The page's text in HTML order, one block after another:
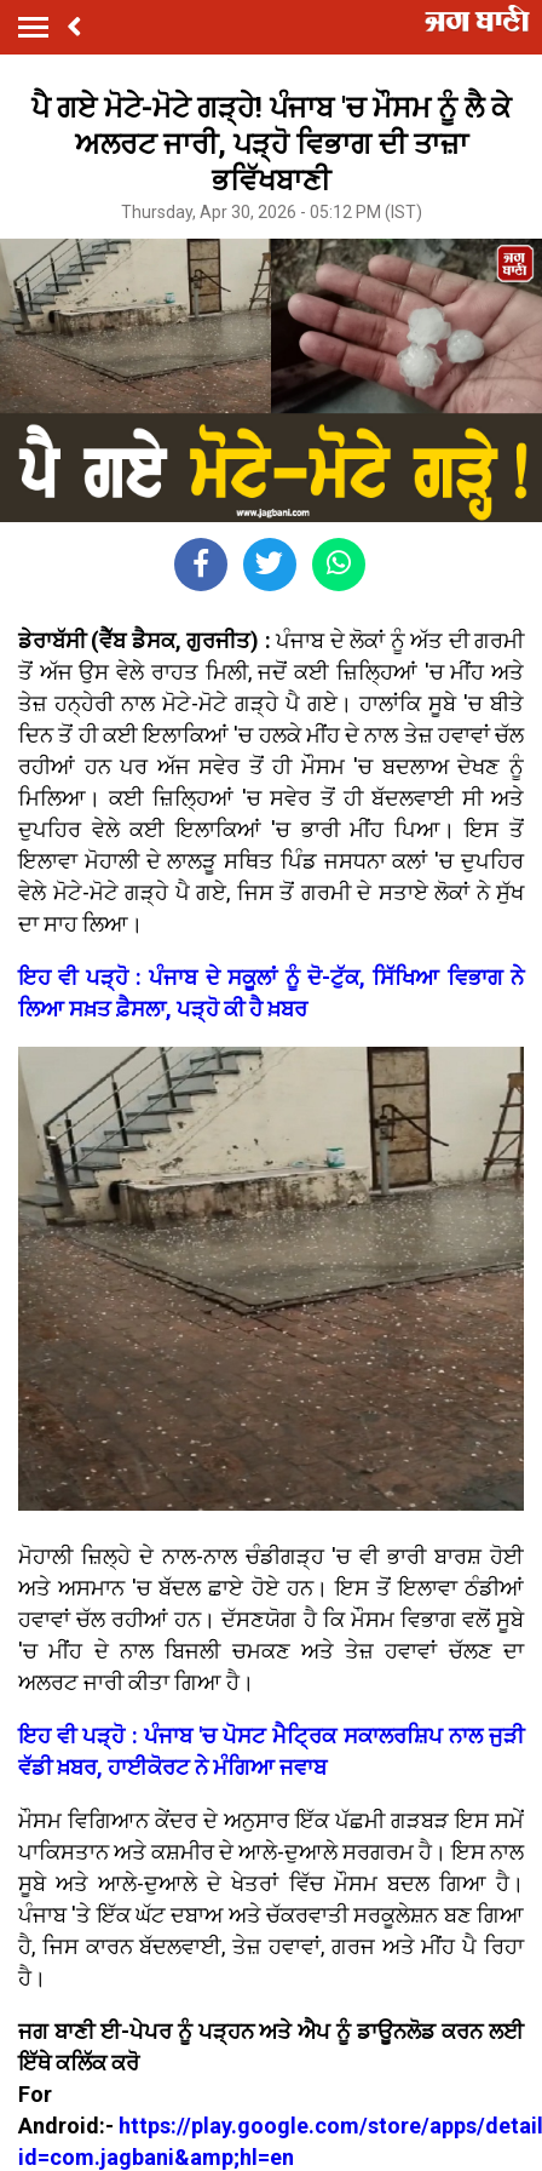
ਪੈ ਗਏ ਮੋਟੇ-ਮੋਟੇ ਗੜ੍ਹੇ! ਪੰਜਾਬ 'ਚ ਮੌਸਮ ਨੂੰ ਲੈ ਕੇ
ਅਲਰਟ ਜਾਰੀ, ਪੜ੍ਹੋ ਵਿਭਾਗ ਦੀ ਤਾਜ਼ਾ
ਭਵਿੱਖਬਾਣੀ
Thursday, Apr 30, 2026 - 05:12 PM (IST)
ਡੇਰਾਬੱਸੀ (ਵੈੱਬ ਡੈਸਕ, ਗੁਰਜੀਤ) :ਪੰਜਾਬ ਦੇ ਲੋਕਾਂ ਨੂੰ ਅੱਤ ਦੀ ਗਰਮੀ
ਤੋਂ ਅੱਜ ਉਸ ਵੇਲੇ ਰਾਹਤ ਮਿਲੀ, ਜਦੋਂ ਕਈ ਜ਼ਿਲ੍ਹਿਆਂ 'ਚ ਮੀਂਹ ਅਤੇ
ਤੇਜ਼ ਹਨ੍ਹੇਰੀ ਨਾਲ ਮੋਟੇ-ਮੋਟੇ ਗੜ੍ਹੇ ਪੈ ਗਏ। ਹਾਲਾਂਕਿ ਸੂਬੇ 'ਚ ਬੀਤੇ
ਦਿਨ ਤੋਂ ਹੀ ਕਈ ਇਲਾਕਿਆਂ 'ਚ ਹਲਕੇ ਮੀਂਹ ਦੇ ਨਾਲ ਤੇਜ਼ ਹਵਾਵਾਂ ਚੱਲ
ਰਹੀਆਂ ਹਨ ਪਰ ਅੱਜ ਸਵੇਰ ਤੋਂ ਹੀ ਮੌਸਮ 'ਚ ਬਦਲਾਅ ਦੇਖਣ ਨੂੰ
ਮਿਲਿਆ। ਕਈ ਜ਼ਿਲ੍ਹਿਆਂ 'ਚ ਸਵੇਰ ਤੋਂ ਹੀ ਬੱਦਲਵਾਈ ਸੀ ਅਤੇ
ਦੁਪਹਿਰ ਵੇਲੇ ਕਈ ਇਲਾਕਿਆਂ 'ਚ ਭਾਰੀ ਮੀਂਹ ਪਿਆ। ਇਸ ਤੋਂ
ਇਲਾਵਾ ਮੋਹਾਲੀ ਦੇ ਲਾਲੜੂ ਸਥਿਤ ਪਿੰਡ ਜਸਧਨਾ ਕਲਾਂ 'ਚ ਦੁਪਹਿਰ
ਵੇਲੇ ਮੋਟੇ-ਮੋਟੇ ਗੜ੍ਹੇ ਪੈ ਗਏ, ਜਿਸ ਤੋਂ ਗਰਮੀ ਦੇ ਸਤਾਏ ਲੋਕਾਂ ਨੇ ਸੁੱਖ
ਦਾ ਸਾਹ ਲਿਆ।
ਇਹ ਵੀ ਪੜ੍ਹੋ : ਪੰਜਾਬ ਦੇ ਸਕੂਲਾਂ ਨੂੰ ਦੋ-ਟੁੱਕ, ਸਿੱਖਿਆ ਵਿਭਾਗ ਨੇ
ਲਿਆ ਸਖ਼ਤ ਫ਼ੈਸਲਾ, ਪੜ੍ਹੋ ਕੀ ਹੈ ਖ਼ਬਰ
ਮੋਹਾਲੀ ਜ਼ਿਲ੍ਹੇ ਦੇ ਨਾਲ-ਨਾਲ ਚੰਡੀਗੜ੍ਹ 'ਚ ਵੀ ਭਾਰੀ ਬਾਰਸ਼ ਹੋਈ
ਅਤੇ ਅਸਮਾਨ 'ਚ ਬੱਦਲ ਛਾਏ ਹੋਏ ਹਨ। ਇਸ ਤੋਂ ਇਲਾਵਾ ਠੰਡੀਆਂ
ਹਵਾਵਾਂ ਚੱਲ ਰਹੀਆਂ ਹਨ। ਦੱਸਣਯੋਗ ਹੈ ਕਿ ਮੌਸਮ ਵਿਭਾਗ ਵਲੋਂ ਸੂਬੇ
'ਚ ਮੀਂਹ ਦੇ ਨਾਲ ਬਿਜਲੀ ਚਮਕਣ ਅਤੇ ਤੇਜ਼ ਹਵਾਵਾਂ ਚੱਲਣ ਦਾ
ਅਲਰਟ ਜਾਰੀ ਕੀਤਾ ਗਿਆ ਹੈ।
ਇਹ ਵੀ ਪੜ੍ਹੋ : ਪੰਜਾਬ 'ਚ ਪੋਸਟ ਮੈਟ੍ਰਿਕ ਸਕਾਲਰਸ਼ਿਪ ਨਾਲ ਜੁੜੀ
ਵੱਡੀ ਖ਼ਬਰ, ਹਾਈਕੋਰਟ ਨੇ ਮੰਗਿਆ ਜਵਾਬ
ਮੌਸਮ ਵਿਗਿਆਨ ਕੇਂਦਰ ਦੇ ਅਨੁਸਾਰ ਇੱਕ ਪੱਛਮੀ ਗੜਬੜ ਇਸ ਸਮੇਂ
ਪਾਕਿਸਤਾਨ ਅਤੇ ਕਸ਼ਮੀਰ ਦੇ ਆਲੇ-ਦੁਆਲੇ ਸਰਗਰਮ ਹੈ। ਇਸ ਨਾਲ
ਸੂਬੇ ਅਤੇ ਆਲੇ-ਦੁਆਲੇ ਦੇ ਖੇਤਰਾਂ ਵਿੱਚ ਮੌਸਮ ਬਦਲ ਗਿਆ ਹੈ।
ਪੰਜਾਬ 'ਤੇ ਇੱਕ ਘੱਟ ਦਬਾਅ ਅਤੇ ਚੱਕਰਵਾਤੀ ਸਰਕੂਲੇਸ਼ਨ ਬਣ ਗਿਆ
ਹੈ, ਜਿਸ ਕਾਰਨ ਬੱਦਲਵਾਈ, ਤੇਜ਼ ਹਵਾਵਾਂ, ਗਰਜ ਅਤੇ ਮੀਂਹ ਪੈ ਰਿਹਾ
ਹੈ।
ਜਗ ਬਾਣੀ ਈ-ਪੇਪਰ ਨੂੰ ਪੜ੍ਹਨ ਅਤੇ ਐਪ ਨੂੰ ਡਾਊਨਲੋਡ ਕਰਨ ਲਈ
ਇੱਥੇ ਕਲਿੱਕ ਕਰੋ
For
Android:- https://play.google.com/store/apps/
id=com.jagbani&amp;hl=en